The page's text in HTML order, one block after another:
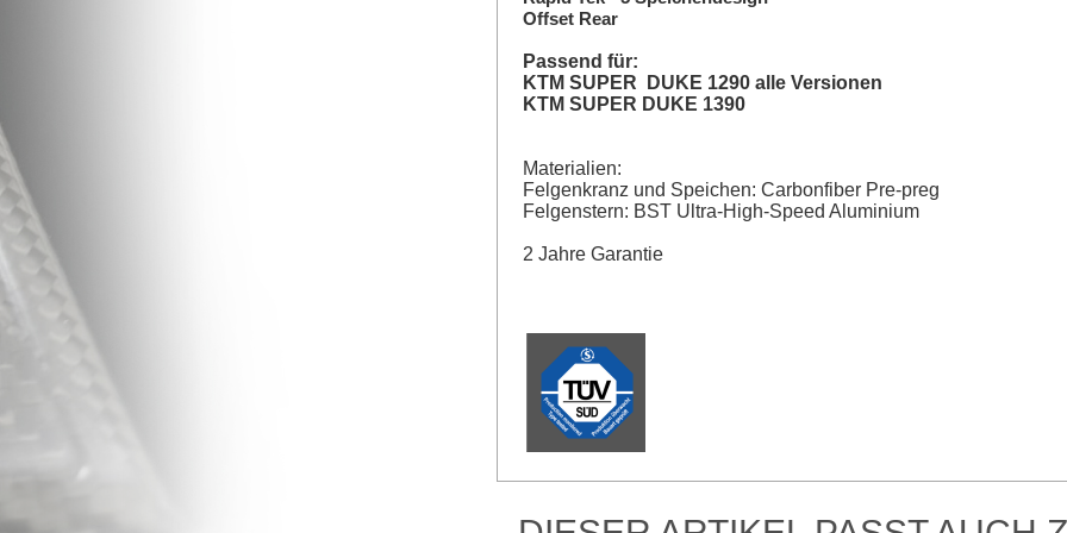
Offset Rear
Passend für:
KTM SUPER DUKE 1290 alle Versionen
KTM SUPER DUKE 1390
Materialien:
Felgenkranz und Speichen: Carbonfiber Pre-preg
Felgenstern: BST Ultra-High-Speed Aluminium
2 Jahre Garantie